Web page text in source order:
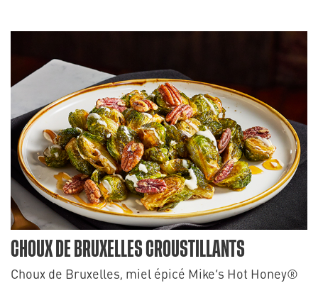
CHOUX DE BRUXELLES CROUSTILLANTS
Choux de Bruxelles, miel épicé Mike’s Hot Honey®